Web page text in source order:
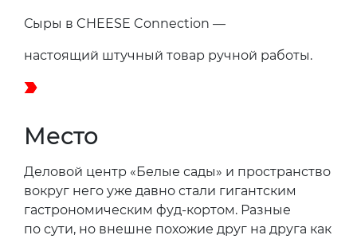
Сыры в CHEESE Connection —
настоящий штучный товар ручной работы.
Место
Деловой центр «Белые сады» и пространство
вокруг него уже давно стали гигантским
гастрономическим фуд-кортом. Разные
по сути, но внешне похожие друг на друга как